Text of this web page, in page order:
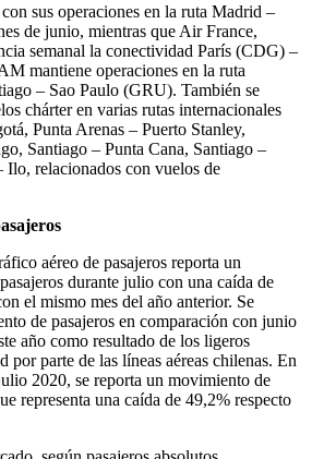
sus operaciones en la ruta Madrid –
de junio, mientras que Air France,
semanal la conectividad París (CDG) –
mantiene operaciones en la ruta
– Sao Paulo (GRU). También se
chárter en varias rutas internacionales
Punta Arenas – Puerto Stanley,
Santiago – Punta Cana, Santiago –
Ilo, relacionados con vuelos de
aéreo de pasajeros reporta un
durante julio con una caída de
el mismo mes del año anterior. Se
de pasajeros en comparación con junio
año como resultado de los ligeros
por parte de las líneas aéreas chilenas. En
2020, se reporta un movimiento de
representa una caída de 49,2% respecto